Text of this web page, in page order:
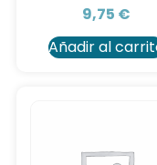
9,75 €
Añadir al